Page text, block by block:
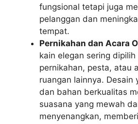
fungsional tetapi juga
pelanggan dan
tempat.
Pernikahan dan Acara
kain elegan sering
pernikahan, pesta, atau
ruangan lainnya. Desain
dan bahan berkualitas
suasana yang mewah
menyenangkan,